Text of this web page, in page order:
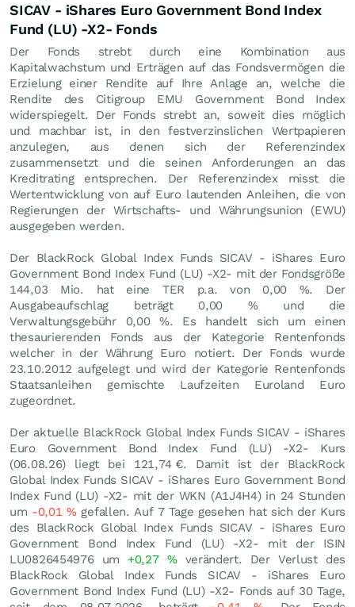
SICAV - iShares Euro Government Bond Index
Fund (LU) -X2- Fonds
Der Fonds strebt durch eine Kombination aus
Kapitalwachstum und Erträgen auf das Fondsvermögen die
Erzielung einer Rendite auf Ihre Anlage an, welche die
Rendite des Citigroup EMU Government Bond Index
widerspiegelt. Der Fonds strebt an, soweit dies möglich
und machbar ist, in den festverzinslichen Wertpapieren
anzulegen, aus denen sich der Referenzindex
zusammensetzt und die seinen Anforderungen an das
Kreditrating entsprechen. Der Referenzindex misst die
Wertentwicklung von auf Euro lautenden Anleihen, die von
Regierungen der Wirtschafts- und Währungsunion (EWU)
ausgegeben werden.
Der BlackRock Global Index Funds SICAV - iShares Euro
Government Bond Index Fund (LU) -X2- mit der Fondsgröße
144,03 Mio. hat eine TER p.a. von 0,00 %. Der
Ausgabeaufschlag beträgt 0,00 % und die
Verwaltungsgebühr 0,00 %. Es handelt sich um einen
thesaurierenden Fonds aus der Kategorie Rentenfonds
welcher in der Währung Euro notiert. Der Fonds wurde
23.10.2012 aufgelegt und wird der Kategorie Rentenfonds
Staatsanleihen gemischte Laufzeiten Euroland Euro
zugeordnet.
Der aktuelle BlackRock Global Index Funds SICAV - iShares
Euro Government Bond Index Fund (LU) -X2- Kurs
(06.08.26) liegt bei 121,74 €. Damit ist der BlackRock
Global Index Funds SICAV - iShares Euro Government Bond
Index Fund (LU) -X2- mit der WKN (A1J4H4) in 24 Stunden
um -0,01%gefallen. Auf 7 Tage gesehen hat sich der Kurs
des BlackRock Global Index Funds SICAV - iShares Euro
Government Bond Index Fund (LU) -X2- mit der ISIN
LU0826454976 um +0,27 %verändert. Der Verlust des
BlackRock Global Index Funds SICAV - iShares Euro
Government Bond Index Fund (LU) -X2- Fonds auf 30 Tage,